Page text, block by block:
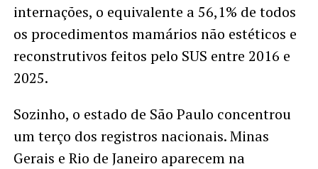
internações, o equivalente a 56,1% de todos
os procedimentos mamários não estéticos e
reconstrutivos feitos pelo SUS entre 2016 e
2025.
Sozinho, o estado de São Paulo concentrou
um terço dos registros nacionais. Minas
Gerais e Rio de Janeiro aparecem na